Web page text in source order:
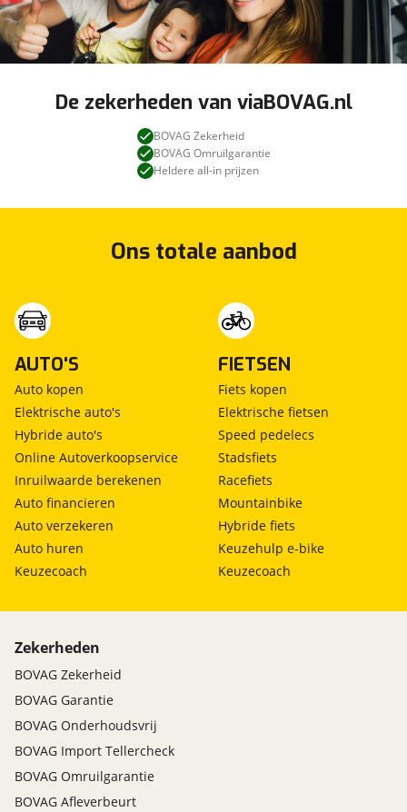
De zekerheden van viaBOVAG.nl
BOVAG Zekerheid
BOVAG Omruilgarantie
Heldere all-in prijzen
Ons totale aanbod
AUTO'S
Auto kopen
Elektrische auto's
Hybride auto's
Online Autoverkoopservice
Inruilwaarde berekenen
Auto financieren
Auto verzekeren
Auto huren
Keuzecoach
FIETSEN
Fiets kopen
Elektrische fietsen
Speed pedelecs
Stadsfiets
Racefiets
Mountainbike
Hybride fiets
Keuzehulp e-bike
Keuzecoach
Zekerheden
BOVAG Zekerheid
BOVAG Garantie
BOVAG Onderhoudsvrij
BOVAG Import Tellercheck
BOVAG Omruilgarantie
BOVAG Afleverbeurt